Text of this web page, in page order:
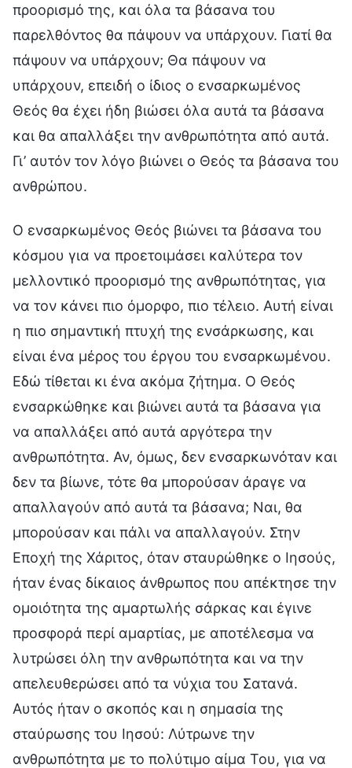
προορισμό της, και όλα τα βάσανα του
παρελθόντος θα πάψουν να υπάρχουν. Γιατί θα
πάψουν να υπάρχουν; Θα πάψουν να
υπάρχουν, επειδή ο ίδιος ο ενσαρκωμένος
Θεός θα έχει ήδη βιώσει όλα αυτά τα βάσανα
και θα απαλλάξει την ανθρωπότητα από αυτά.
Γι’ αυτόν τον λόγο βιώνει ο Θεός τα βάσανα του
ανθρώπου.
Ο ενσαρκωμένος Θεός βιώνει τα βάσανα του
κόσμου για να προετοιμάσει καλύτερα τον
μελλοντικό προορισμό της ανθρωπότητας, για
να τον κάνει πιο όμορφο, πιο τέλειο. Αυτή είναι
η πιο σημαντική πτυχή της ενσάρκωσης, και
είναι ένα μέρος του έργου του ενσαρκωμένου.
Εδώ τίθεται κι ένα ακόμα ζήτημα. Ο Θεός
ενσαρκώθηκε και βιώνει αυτά τα βάσανα για
να απαλλάξει από αυτά αργότερα την
ανθρωπότητα. Αν, όμως, δεν ενσαρκωνόταν και
δεν τα βίωνε, τότε θα μπορούσαν άραγε να
απαλλαγούν από αυτά τα βάσανα; Ναι, θα
μπορούσαν και πάλι να απαλλαγούν. Στην
Εποχή της Χάριτος, όταν σταυρώθηκε ο Ιησούς,
ήταν ένας δίκαιος άνθρωπος που απέκτησε την
ομοιότητα της αμαρτωλής σάρκας και έγινε
προσφορά περί αμαρτίας, με αποτέλεσμα να
λυτρώσει όλη την ανθρωπότητα και να την
απελευθερώσει από τα νύχια του Σατανά.
Αυτός ήταν ο σκοπός και η σημασία της
σταύρωσης του Ιησού: Λύτρωνε την
ανθρωπότητα με το πολύτιμο αίμα Του, για να